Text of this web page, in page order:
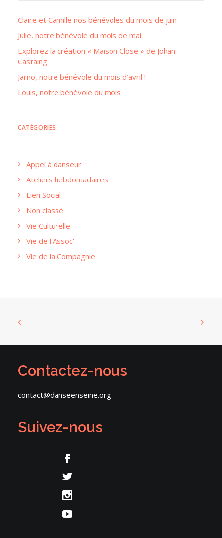
Claire et Camille nos bénévoles du mois de juin
Julie, notre bénévole du mois de mai
Explorez la création « Maison Close » de Johan
Castaing
Jarno, notre bénévole du mois d’avril !
Louis, notre bénévole du mois
CATÉGORIES
Appel à danseur
Ateliers hebdomadaires
Lien Social
Non classé
Vie Culturelle
Vie de l'Assoc'
Vie de la Compagnie
Contactez-nous
contact@danseenseine.org
Suivez-nous